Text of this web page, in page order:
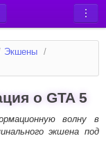
Экшены /
о GTA 5
волну в
экшена под